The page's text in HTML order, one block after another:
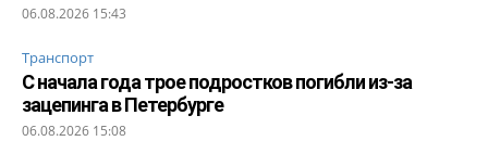
06.08.2026 15:43
Транспорт
С начала года трое подростков погибли из-за
зацепинга в Петербурге
06.08.2026 15:08